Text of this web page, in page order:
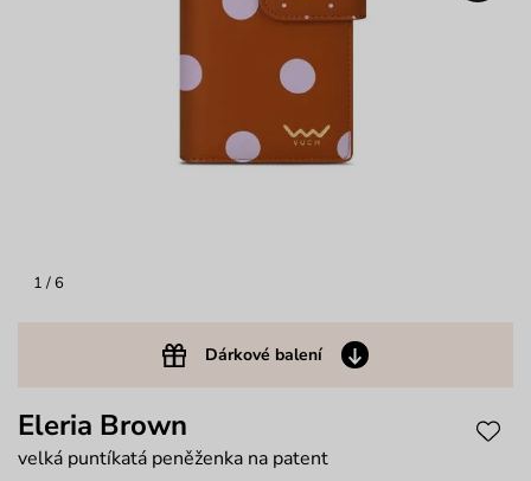
1 / 6
Dárkové balení
Eleria Brown
velká puntíkatá peněženka na patent